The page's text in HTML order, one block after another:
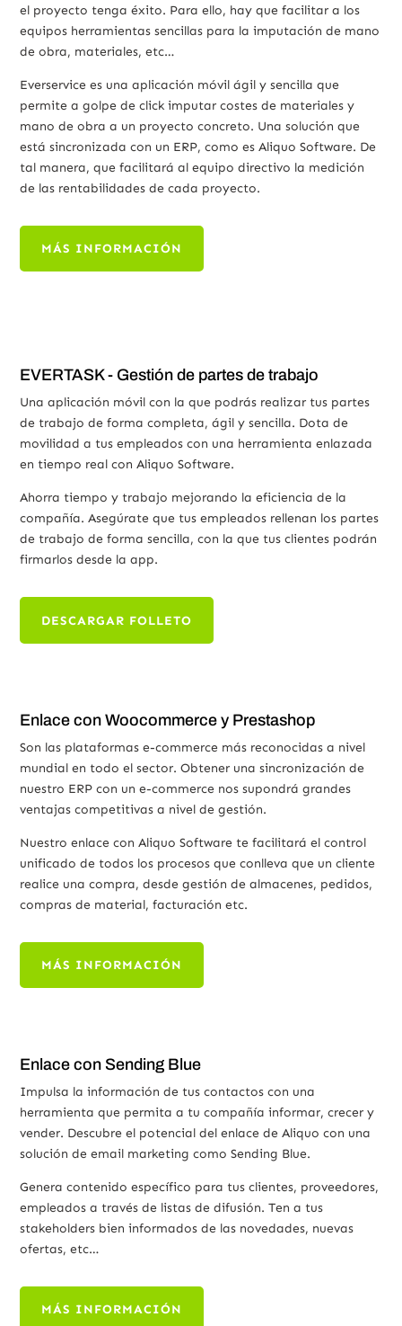
el proyecto tenga éxito. Para ello, hay que facilitar a los
equipos herramientas sencillas para la imputación de mano
de obra, materiales, etc…
Everservice es una aplicación móvil ágil y sencilla que
permite a golpe de click imputar costes de materiales y
mano de obra a un proyecto concreto. Una solución que
está sincronizada con un ERP, como es Aliquo Software. De
tal manera, que facilitará al equipo directivo la medición
de las rentabilidades de cada proyecto.
MÁS INFORMACIÓN
EVERTASK - Gestión de partes de trabajo
Una aplicación móvil con la que podrás realizar tus partes
de trabajo de forma completa, ágil y sencilla. Dota de
movilidad a tus empleados con una herramienta enlazada
en tiempo real con Aliquo Software.
Ahorra tiempo y trabajo mejorando la eficiencia de la
compañía. Asegúrate que tus empleados rellenan los partes
de trabajo de forma sencilla, con la que tus clientes podrán
firmarlos desde la app.
DESCARGAR FOLLETO
Enlace con Woocommerce y Prestashop
Son las plataformas e-commerce más reconocidas a nivel
mundial en todo el sector. Obtener una sincronización de
nuestro ERP con un e-commerce nos supondrá grandes
ventajas competitivas a nivel de gestión.
Nuestro enlace con Aliquo Software te facilitará el control
unificado de todos los procesos que conlleva que un cliente
realice una compra, desde gestión de almacenes, pedidos,
compras de material, facturación etc.
MÁS INFORMACIÓN
Enlace con Sending Blue
Impulsa la información de tus contactos con una
herramienta que permita a tu compañía informar, crecer y
vender. Descubre el potencial del enlace de Aliquo con una
solución de email marketing como Sending Blue.
Genera contenido específico para tus clientes, proveedores,
empleados a través de listas de difusión. Ten a tus
stakeholders bien informados de las novedades, nuevas
ofertas, etc…
MÁS INFORMACIÓN